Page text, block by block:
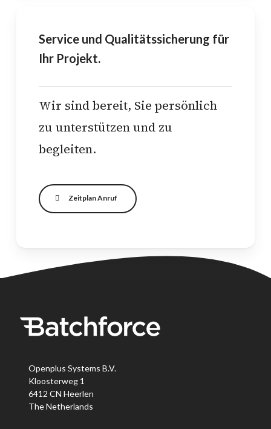
Service und Qualitätssicherung für
Ihr Projekt.
Wir sind bereit, Sie persönlich
zu unterstützen und zu
begleiten.
Zeitplan Anruf
Openplus Systems B.V.
Kloosterweg 1
6412 CN Heerlen
The Netherlands